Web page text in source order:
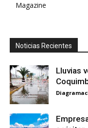
Magazine
Noticias Recientes
Lluvias